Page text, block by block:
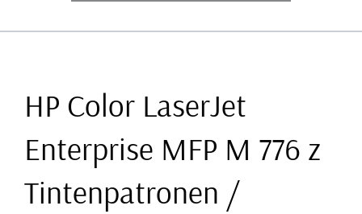
HP Color LaserJet
Enterprise MFP M 776 z
Tintenpatronen /